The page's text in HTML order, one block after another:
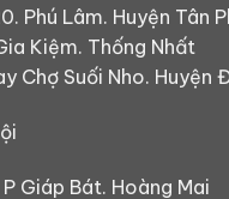
Phú Lâm. Huyện Tân
Kiệm. Thống Nhất
Chợ Suối Nho. Huyện
Giáp Bát. Hoàng Mai